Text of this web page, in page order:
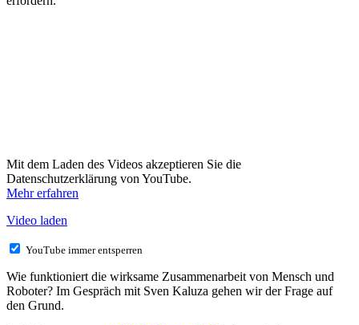
Mit dem Laden des Videos akzeptieren Sie die
Datenschutzerklärung von YouTube.
Mehr erfahren
Video laden
YouTube immer entsperren
Wie funktioniert die wirksame Zusammenarbeit von Mensch und
Roboter? Im Gespräch mit Sven Kaluza gehen wir der Frage auf
den Grund.